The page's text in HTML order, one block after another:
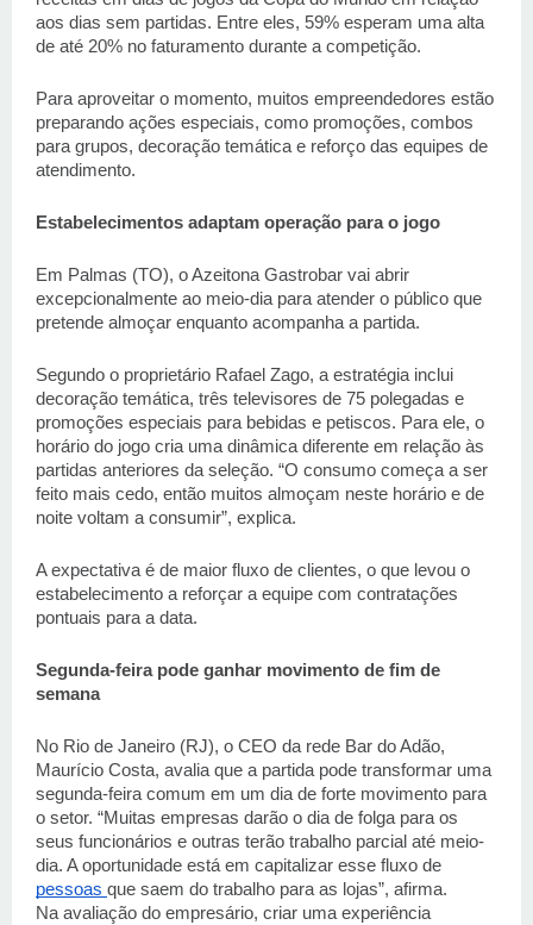
aos dias sem partidas. Entre eles, 59% esperam uma alta
de até 20% no faturamento durante a competição.
Para aproveitar o momento, muitos empreendedores estão
preparando ações especiais, como promoções, combos
para grupos, decoração temática e reforço das equipes de
atendimento.
Estabelecimentos adaptam operação para o jogo
Em Palmas (TO), o Azeitona Gastrobar vai abrir
excepcionalmente ao meio-dia para atender o público que
pretende almoçar enquanto acompanha a partida.
Segundo o proprietário Rafael Zago, a estratégia inclui
decoração temática, três televisores de 75 polegadas e
promoções especiais para bebidas e petiscos. Para ele, o
horário do jogo cria uma dinâmica diferente em relação às
partidas anteriores da seleção. “O consumo começa a ser
feito mais cedo, então muitos almoçam neste horário e de
noite voltam a consumir”, explica.
A expectativa é de maior fluxo de clientes, o que levou o
estabelecimento a reforçar a equipe com contratações
pontuais para a data.
Segunda-feira pode ganhar movimento de fim de
semana
No Rio de Janeiro (RJ), o CEO da rede Bar do Adão,
Maurício Costa, avalia que a partida pode transformar uma
segunda-feira comum em um dia de forte movimento para
o setor. “Muitas empresas darão o dia de folga para os
seus funcionários e outras terão trabalho parcial até meio-
pessoas que saem do trabalho para as lojas”, afirma.
Na avaliação do empresário, criar uma experiência